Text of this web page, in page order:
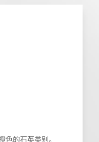
色的石英类别。